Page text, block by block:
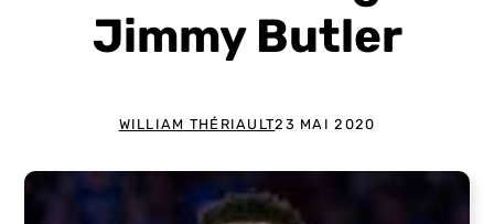
Jimmy Butler
WILLIAM THÉRIAULT23 MAI 2020